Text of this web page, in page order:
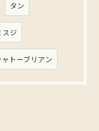
タン
スジ
ャトーブリアン